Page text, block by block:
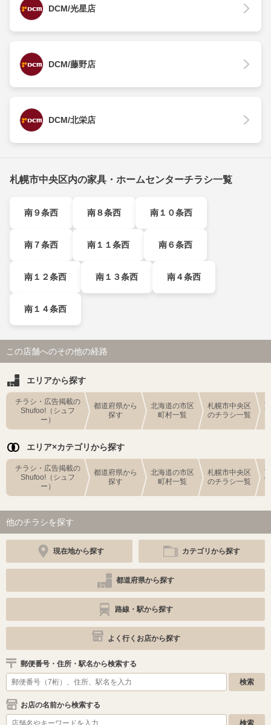
DCM/光星店
DCM/藤野店
DCM/北栄店
札幌市中央区内の家具・ホームセンターチラシ一覧
南９条西 南８条西 南１０条西
南７条西 南１１条西 南６条西
南１２条西 南１３条西 南４条西
南１４条西
この店舗へのその他の経路
エリアから探す
チラシ・広告掲載の
Shufoo!（シュフ
ー）
都道府県から
探す
北海道の市区
町村一覧
札幌市中央区
のチラシ一覧
エリア×カテゴリから探す
チラシ・広告掲載の
Shufoo!（シュフ
ー）
都道府県から
探す
北海道の市区
町村一覧
札幌市中央区
のチラシ一覧
他のチラシを探す
現在地から探す カテゴリから探す
都道府県から探す
路線・駅から探す
よく行くお店から探す
郵便番号・住所・駅名から検索する
お店の名前から検索する